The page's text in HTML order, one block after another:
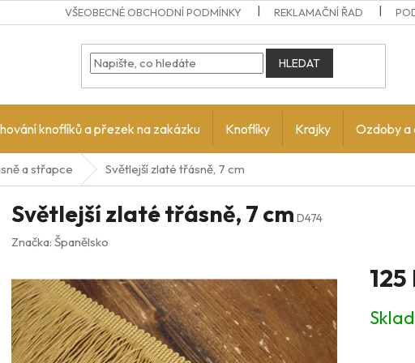
VŠEOBECNÉ OBCHODNÍ PODMÍNKY REKLAMAČNÍ ŘAD
HLEDAT
knoflíků a přezek na zakázku Knoflíky Krajky Ozdoby a
a střapce Světlejší zlaté třásně, 7 cm
Světlejší zlaté třásně, 7 cm D474
Značka: Španělsko
125
cena: